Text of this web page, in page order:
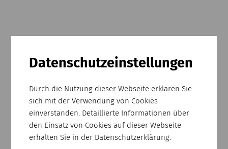
Accesories
Water Pump CEP-1600
Connector
Steckverbinder
Datenschutz­einstellungen
Durch die Nutzung dieser Webseite erklären Sie
sich mit der Verwendung von Cookies
einverstanden. Detaillierte Informationen über
den Einsatz von Cookies auf dieser Webseite
erhalten Sie in der Datenschutzerklärung.